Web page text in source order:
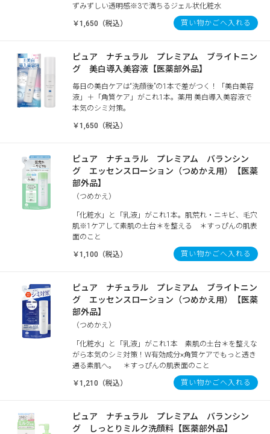
ずみずしい透明感※3で満ちるジェル状化粧水
￥1,650（税込） 買い物かごへ入れる
ピュア ナチュラル プレミアム ブライトニン
グ 美白導入美容液【医薬部外品】
毎日の美白ケアは“洗顔後”の1本で差がつく！「美白美容
液」＋「角質ケア」がこれ1本。薬用 美白導入美容液で
本気のシミ対策。
￥1,650（税込）
ピュア ナチュラル プレミアム バランシン
グ エッセンスローション（つめかえ用）【医薬
部外品】
（つめかえ）
「化粧水」と「乳液」がこれ1本。肌荒れ・ニキビ、毛穴
肌※1ケアして素肌の土台＊を整える ＊すっぴんの肌表
面のこと
￥1,100（税込） 買い物かごへ入れる
ピュア ナチュラル プレミアム ブライトニン
グ エッセンスローション（つめかえ用）【医薬
部外品】
（つめかえ）
「化粧水」と「乳液」がこれ1本 素肌の土台＊を整えな
がら本気のシミ対策！W有効成分×角質ケアでもっと透き
通る素肌へ。 ＊すっぴんの肌表面のこと
￥1,210（税込） 買い物かごへ入れる
ピュア ナチュラル プレミアム バランシン
グ しっとりミルク洗顔料【医薬部外品】